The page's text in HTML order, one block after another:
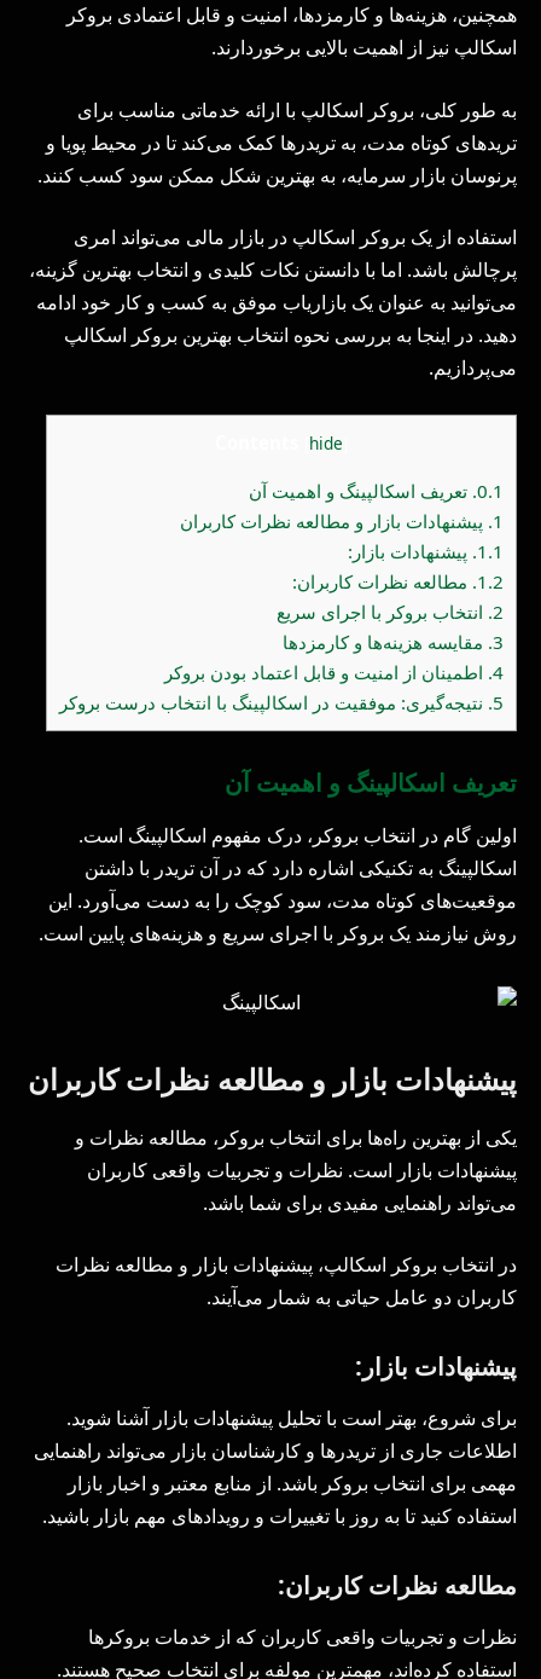
همچنین، هزینه‌ها و کارمزدها، امنیت و قابل اعتمادی بروکر
اسکالپ نیز از اهمیت بالایی برخوردارند.
به طور کلی، بروکر اسکالپ با ارائه خدماتی مناسب برای
تریدهای کوتاه مدت، به تریدرها کمک می‌کند تا در محیط پویا و
پرنوسان بازار سرمایه، به بهترین شکل ممکن سود کسب کنند.
استفاده از یک بروکر اسکالپ در بازار مالی می‌تواند امری
پرچالش باشد. اما با دانستن نکات کلیدی و انتخاب بهترین گزینه،
می‌توانید به عنوان یک بازاریاب موفق به کسب و کار خود ادامه
دهید. در اینجا به بررسی نحوه انتخاب بهترین بروکر اسکالپ
می‌پردازیم.
hide
0.1. تعریف اسکالپینگ و اهمیت آن
1. پیشنهادات بازار و مطالعه نظرات کاربران
1.1. پیشنهادات بازار:
1.2. مطالعه نظرات کاربران:
2. انتخاب بروکر با اجرای سریع
3. مقایسه هزینه‌ها و کارمزدها
4. اطمینان از امنیت و قابل اعتماد بودن بروکر
5. نتیجه‌گیری: موفقیت در اسکالپینگ با انتخاب درست بروکر
تعریف اسکالپینگ و اهمیت آن
اولین گام در انتخاب بروکر، درک مفهوم اسکالپینگ است.
اسکالپینگ به تکنیکی اشاره دارد که در آن تریدر با داشتن
موقعیت‌های کوتاه مدت، سود کوچک را به دست می‌آورد. این
روش نیازمند یک بروکر با اجرای سریع و هزینه‌های پایین است.
پیشنهادات بازار و مطالعه نظرات کاربران
یکی از بهترین راه‌ها برای انتخاب بروکر، مطالعه نظرات و
پیشنهادات بازار است. نظرات و تجربیات واقعی کاربران
می‌تواند راهنمایی مفیدی برای شما باشد.
در انتخاب بروکر اسکالپ، پیشنهادات بازار و مطالعه نظرات
کاربران دو عامل حیاتی به شمار می‌آیند.
پیشنهادات بازار:
برای شروع، بهتر است با تحلیل پیشنهادات بازار آشنا شوید.
اطلاعات جاری از تریدرها و کارشناسان بازار می‌تواند راهنمایی
مهمی برای انتخاب بروکر باشد. از منابع معتبر و اخبار بازار
استفاده کنید تا به روز با تغییرات و رویدادهای مهم بازار باشید.
مطالعه نظرات کاربران:
نظرات و تجربیات واقعی کاربران که از خدمات بروکرها
استفاده کرده‌اند، مهمترین مولفه برای انتخاب صحیح هستند.